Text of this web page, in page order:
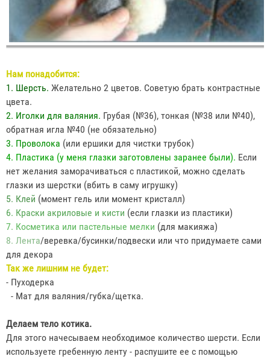
Нам понадобится:
1. Шерсть. Желательно 2 цветов. Советую брать контрастные
цвета.
2. Иголки для валяния. Грубая (№36), тонкая (№38 или №40),
обратная игла №40 (не обязательно)
3. Проволока (или ершики для чистки трубок)
4. Пластика (у меня глазки заготовлены заранее были). Если
нет желания заморачиваться с пластикой, можно сделать
глазки из шерстки (вбить в саму игрушку)
5. Клей (момент гель или момент кристалл)
6. Краски акриловые и кисти (если глазки из пластики)
7. Косметика или пастельные мелки (для макияжа)
8. Лента/веревка/бусинки/подвески или что придумаете сами
для декора
Так же лишним не будет:
- Пуходерка
- Мат для валяния/губка/щетка.
Делаем тело котика.
Для этого начесываем необходимое количество шерсти. Если
используете гребенную ленту - распушите ее с помощью